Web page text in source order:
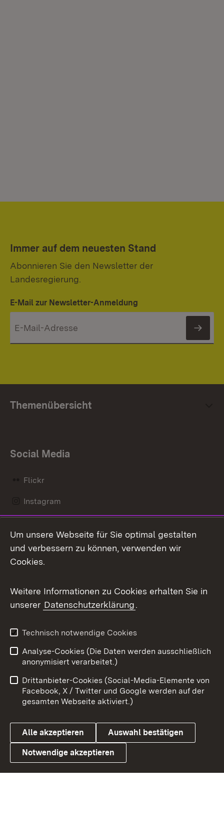
Immer auf dem neuesten Stand
Abonnieren Sie den Newsletter der
Landesregierung.
E-Mail zur Newsletter-Anmeldung
Themenübersicht
Social Media
Flickr
Instagram
Mastodon
Messenger
Social Wall
X / Twitter
Youtube
Link zum Landesportal
Benutzungshinweise
Barrierefreiheit
Datenschutz
Cookies
Um unsere Webseite für Sie optimal gestalten
und verbessern zu können, verwenden wir
Cookies.
Weitere Informationen zu Cookies erhalten Sie in
unserer Datenschutzerklärung.
Technisch notwendige Cookies
Analyse-Cookies (Die Daten werden ausschließlich
anonymisiert verarbeitet.)
Drittanbieter-Cookies (Social-Media-Elemente von
Facebook, X / Twitter und Google werden auf der
gesamten Webseite aktiviert.)
Alle akzeptieren Auswahl bestätigen
Notwendige akzeptieren